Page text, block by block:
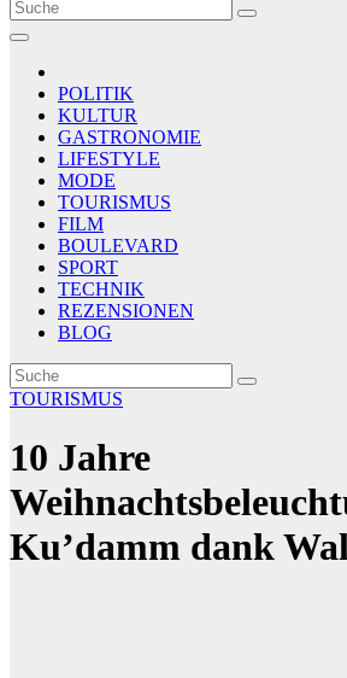
Le Matin
AGENCE DE PRESSE
POLITIK
KULTUR
GASTRONOMIE
LIFESTYLE
MODE
TOURISMUS
FILM
BOULEVARD
SPORT
TECHNIK
REZENSIONEN
BLOG
TOURISMUS
10 Jahre
Ku’damm dank